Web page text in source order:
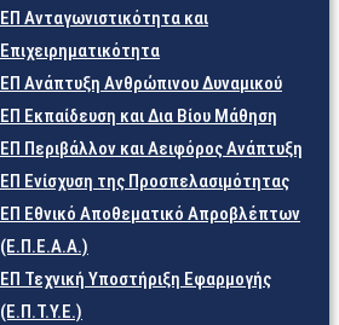
ΕΠ Ανταγωνιστικότητα και
Επιχειρηματικότητα
ΕΠ Ανάπτυξη Ανθρώπινου Δυναμικού
ΕΠ Εκπαίδευση και Δια Βίου Μάθηση
ΕΠ Περιβάλλον και Αειφόρος Ανάπτυξη
ΕΠ Ενίσχυση της Προσπελασιμότητας
ΕΠ Εθνικό Αποθεματικό Απροβλέπτων
(Ε.Π.Ε.Α.Α.)
ΕΠ Τεχνική Υποστήριξη Εφαρμογής
(Ε.Π.Τ.Υ.Ε.)